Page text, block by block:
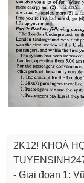
2K12! KHOÁ
- Giai đoạn 1: